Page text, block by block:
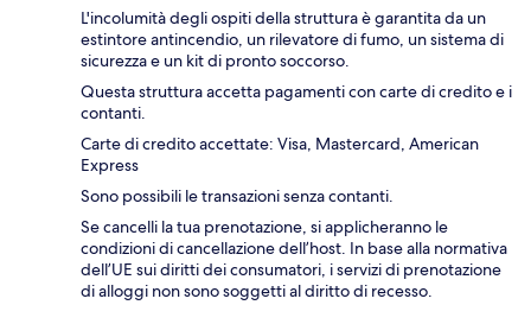
L'incolumità degli ospiti della struttura è garantita da un
estintore antincendio, un rilevatore di fumo, un sistema di
sicurezza e un kit di pronto soccorso.
Questa struttura accetta pagamenti con carte di credito e i
contanti.
Carte di credito accettate: Visa, Mastercard, American
Express
Sono possibili le transazioni senza contanti.
Se cancelli la tua prenotazione, si applicheranno le
condizioni di cancellazione dell’host. In base alla normativa
dell’UE sui diritti dei consumatori, i servizi di prenotazione
di alloggi non sono soggetti al diritto di recesso.